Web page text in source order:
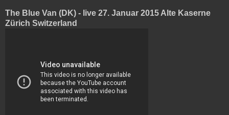
The Blue Van (DK) - live 27. Januar 2015 Alte Kaserne
Zürich Switzerland